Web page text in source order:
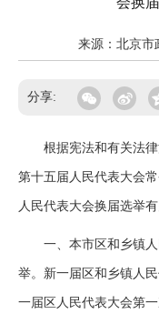
来源：北京市
分享:
根据宪法和有关法律
第十五届人民代表大会
人民代表大会换届选举
一、本市区和乡镇人
举。新一届区和乡镇人
一届区人民代表大会第